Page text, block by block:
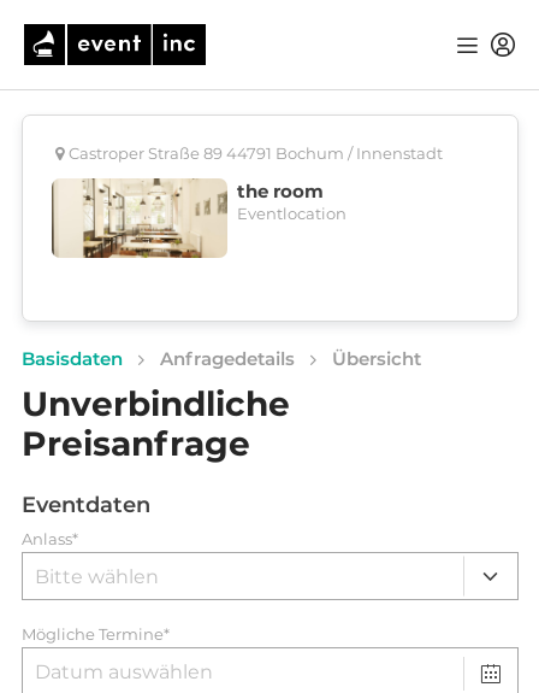
Castroper Straße 89 44791 Bochum / Innenstadt
the room
Eventlocation
Basisdaten Anfragedetails Übersicht
Unverbindliche
Preisanfrage
Eventdaten
Anlass*
Mögliche Termine*